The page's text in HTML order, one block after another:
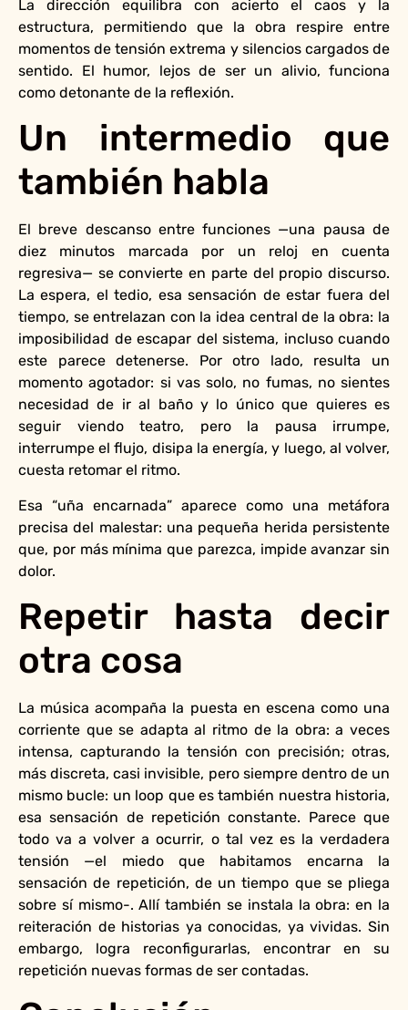
La dirección equilibra con acierto el caos y la
estructura, permitiendo que la obra respire entre
momentos de tensión extrema y silencios cargados de
sentido. El humor, lejos de ser un alivio, funciona
como detonante de la reflexión.
Un intermedio que
también habla
El breve descanso entre funciones —una pausa de
diez minutos marcada por un reloj en cuenta
regresiva— se convierte en parte del propio discurso.
La espera, el tedio, esa sensación de estar fuera del
tiempo, se entrelazan con la idea central de la obra: la
imposibilidad de escapar del sistema, incluso cuando
este parece detenerse. Por otro lado, resulta un
momento agotador: si vas solo, no fumas, no sientes
necesidad de ir al baño y lo único que quieres es
seguir viendo teatro, pero la pausa irrumpe,
interrumpe el flujo, disipa la energía, y luego, al volver,
cuesta retomar el ritmo.
Esa “uña encarnada” aparece como una metáfora
precisa del malestar: una pequeña herida persistente
que, por más mínima que parezca, impide avanzar sin
dolor.
Repetir hasta decir
otra cosa
La música acompaña la puesta en escena como una
corriente que se adapta al ritmo de la obra: a veces
intensa, capturando la tensión con precisión; otras,
más discreta, casi invisible, pero siempre dentro de un
mismo bucle: un loop que es también nuestra historia,
esa sensación de repetición constante. Parece que
todo va a volver a ocurrir, o tal vez es la verdadera
tensión —el miedo que habitamos encarna la
sensación de repetición, de un tiempo que se pliega
sobre sí mismo-. Allí también se instala la obra: en la
reiteración de historias ya conocidas, ya vividas. Sin
embargo, logra reconfigurarlas, encontrar en su
repetición nuevas formas de ser contadas.